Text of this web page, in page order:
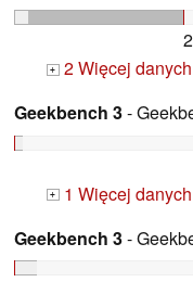
+ 2 Więcej danych
Geekbench 3-
+ 1 Więcej danych
Geekbench 3-